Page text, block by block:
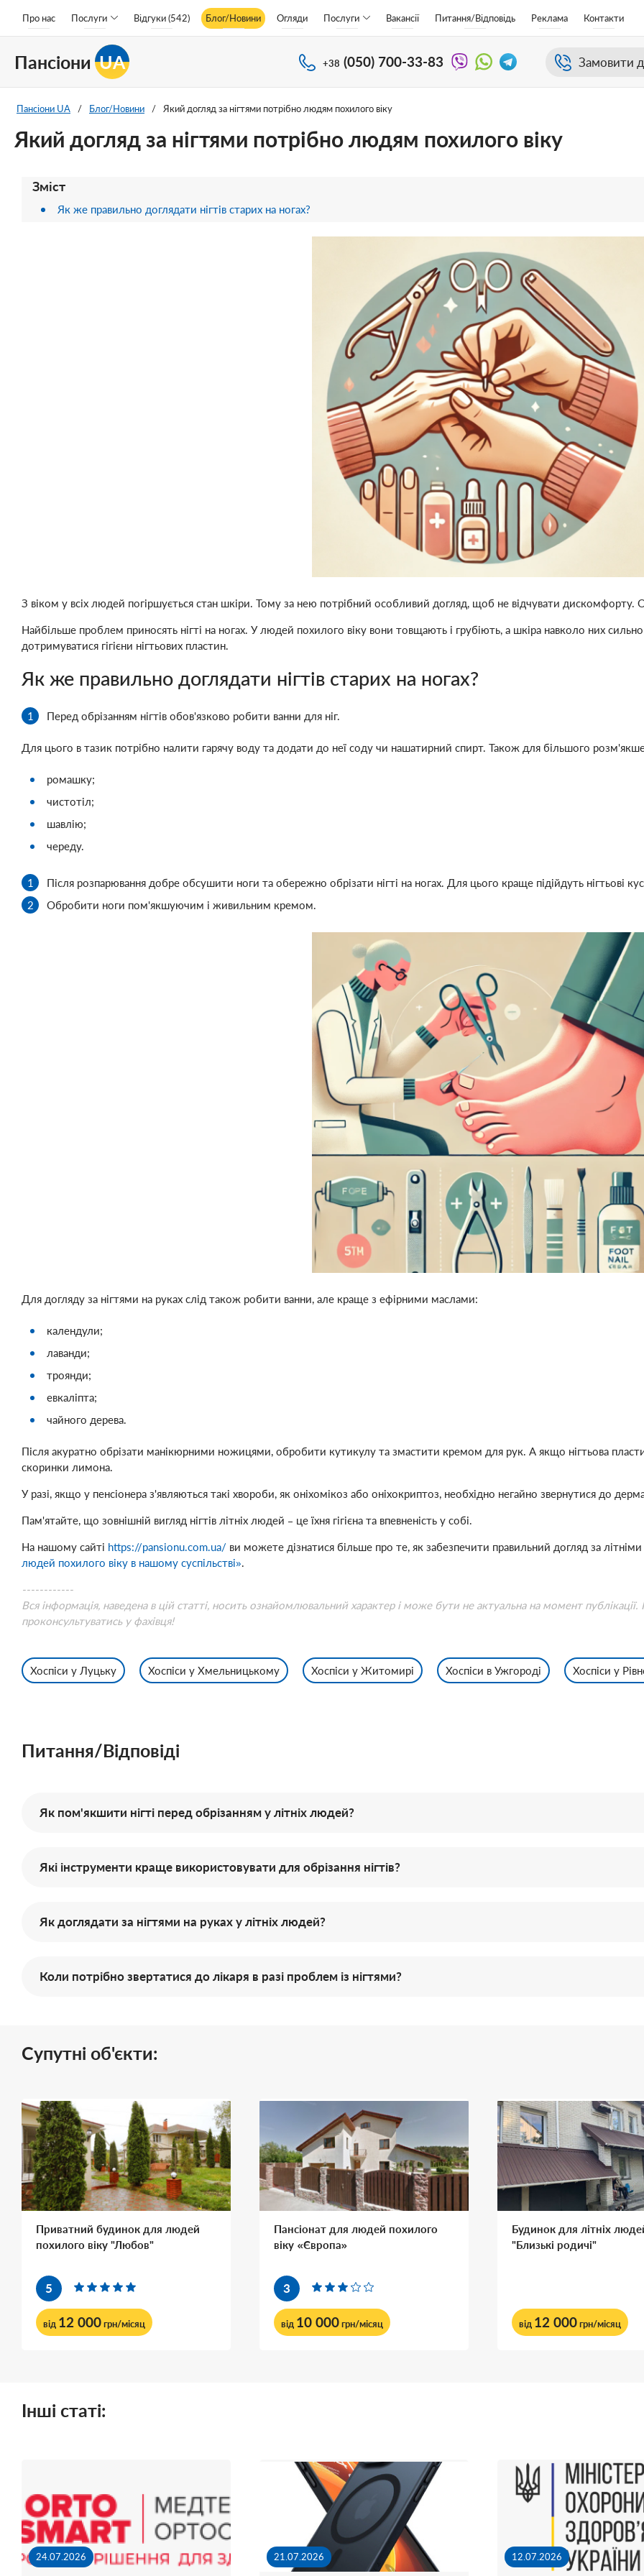
Про нас Послуги Відгуки (542) Блог/Новини Огляди Послуги Вакансії Питання/Відповідь Реклама Контакти
Пансіони UA +38 (050) 700-33-83 Замовити
Пансіони UA / Блог/Новини / Який догляд за нігтями потрібно людям похилого віку
Який догляд за нігтями потрібно людям похилого віку
Зміст
Як же правильно доглядати нігтів старих на ногах?
З віком у всіх людей погіршується стан шкіри. Тому за нею потрібний особливий догляд, щоб не відчувати дискомфорту.
Найбільше проблем приносять нігті на ногах. У людей похилого віку вони товщають і грубіють, а шкіра навколо них
дотримуватися гігієни нігтьових пластин.
Як же правильно доглядати нігтів старих на ногах?
Перед обрізанням нігтів обов'язково робити ванни для ніг.
Для цього в тазик потрібно налити гарячу воду та додати до неї соду чи нашатирний спирт. Також для більшого
ромашку;
чистотіл;
шавлію;
череду.
Після розпарювання добре обсушити ноги та обережно обрізати нігті на ногах. Для цього краще підійдуть нігтьові
Обробити ноги пом'якшуючим і живильним кремом.
Для догляду за нігтями на руках слід також робити ванни, але краще з ефірними маслами:
календули;
лаванди;
троянди;
евкаліпта;
чайного дерева.
Після акуратно обрізати манікюрними ножицями, обробити кутикулу та змастити кремом для рук. А якщо нігтьова
скоринки лимона.
У разі, якщо у пенсіонера з'являються такі хвороби, як оніхомікоз або оніхокриптоз, необхідно негайно звернутися до
Пам'ятайте, що зовнішній вигляд нігтів літніх людей – це їхня гігієна та впевненість у собі.
На нашому сайті https://pansionu.com.ua/ ви можете дізнатися більше про те, як забезпечити правильний догляд за
людей похилого віку в нашому суспільстві».
------------
Вся інформація, наведена в цій статті, носить ознайомлювальний характер і може бути не актуальна на момент
проконсультуватись у фахівця!
Хоспіси у Луцьку Хоспіси у Хмельницькому Хоспіси у Житомирі Хоспіси в Ужгороді Хоспіси у
Питання/Відповіді
Як пом'якшити нігті перед обрізанням у літніх людей?
Які інструменти краще використовувати для обрізання нігтів?
Як доглядати за нігтями на руках у літніх людей?
Коли потрібно звертатися до лікаря в разі проблем із нігтями?
Супутні об'єкти:
Приватний будинок для людей
похилого віку "Любов"
5
від 12 000грн/місяц
Пансіонат для людей похилого
віку «Європа»
3
від 10 000грн/місяц
Будинок для літніх
"Близькі родичі"
від 12 000грн/місяц
Інші статі:
24.07.2026 21.07.2026 12.07.2026